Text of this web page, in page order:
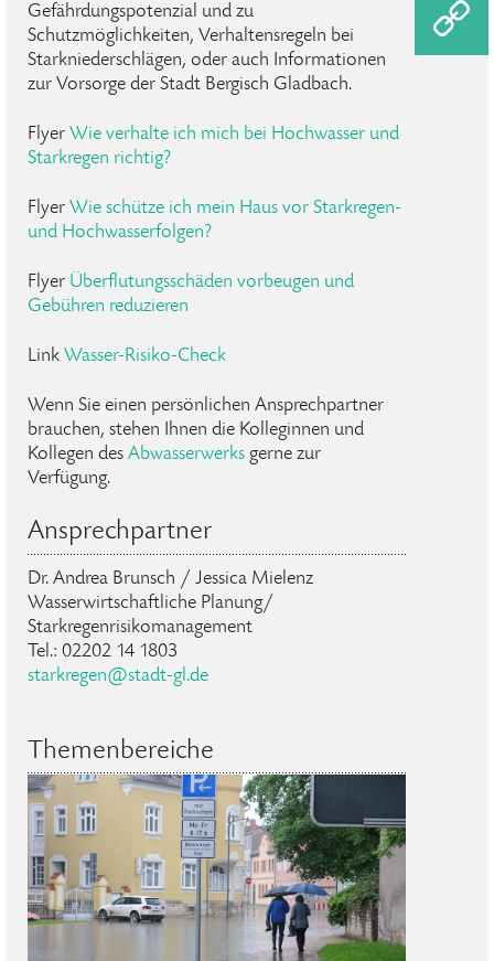
Gefährdungspotenzial und zu
Schutzmöglichkeiten, Verhaltensregeln bei
Starkniederschlägen, oder auch Informationen
zur Vorsorge der Stadt Bergisch Gladbach.
Flyer Wie verhalte ich mich bei Hochwasser und
Starkregen richtig?
Flyer Wie schütze ich mein Haus vor Starkregen-
und Hochwasserfolgen?
Flyer Überflutungsschäden vorbeugen und
Gebühren reduzieren
Link Wasser-Risiko-Check
Wenn Sie einen persönlichen Ansprechpartner
brauchen, stehen Ihnen die Kolleginnen und
Kollegen des Abwasserwerks gerne zur
Verfügung.
Ansprechpartner
Dr. Andrea Brunsch / Jessica Mielenz
Wasserwirtschaftliche Planung/
Starkregenrisikomanagement
Tel.: 02202 14 1803
starkregen@stadt-gl.de
Themenbereiche